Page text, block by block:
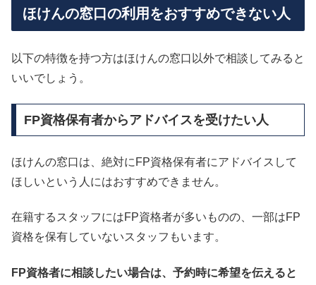
ほけんの窓口の利用をおすすめできない人
以下の特徴を持つ方はほけんの窓口以外で相談してみると
いいでしょう。
FP資格保有者からアドバイスを受けたい人
ほけんの窓口は、絶対にFP資格保有者にアドバイスして
ほしいという人にはおすすめできません。
在籍するスタッフにはFP資格者が多いものの、一部はFP
資格を保有していないスタッフもいます。
FP資格者に相談したい場合は、予約時に希望を伝えると